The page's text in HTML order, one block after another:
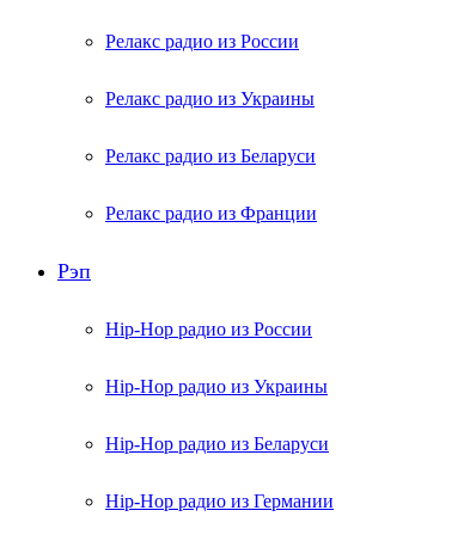
Релакс радио из России
Релакс радио из Украины
Релакс радио из Беларуси
Релакс радио из Франции
Рэп
Hip-Hop радио из России
Hip-Hop радио из Украины
Hip-Hop радио из Беларуси
Hip-Hop радио из Германии